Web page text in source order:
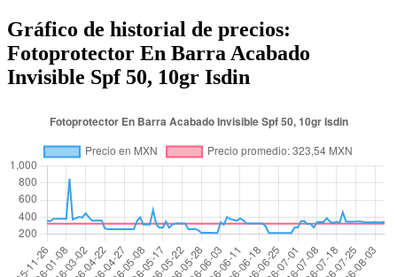
Gráfico de historial de precios:
Fotoprotector En Barra Acabado
Invisible Spf 50, 10gr Isdin